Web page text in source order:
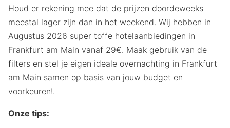
Houd er rekening mee dat de prijzen doordeweeks
meestal lager zijn dan in het weekend. Wij hebben in
Augustus 2026 super toffe hotelaanbiedingen in
Frankfurt am Main vanaf 29€. Maak gebruik van de
filters en stel je eigen ideale overnachting in Frankfurt
am Main samen op basis van jouw budget en
voorkeuren!.
Onze tips: